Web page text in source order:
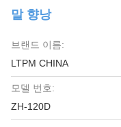
말 향낭
브랜드 이름:
LTPM CHINA
모델 번호:
ZH-120D